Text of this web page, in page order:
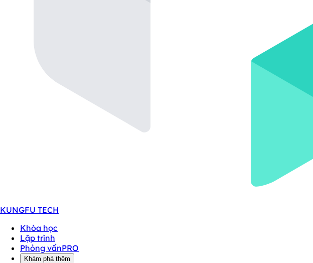
KUNGFU TECH
Khóa học
Lập trình
Phỏng vấnPRO
Khám phá thêm